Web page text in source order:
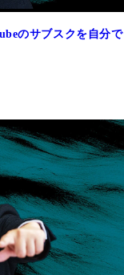
のサブスクを自分で